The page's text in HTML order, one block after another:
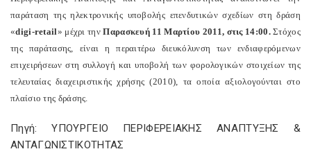
παράταση της ηλεκτρονικής υποβολής επενδυτικών σχεδίων στη δράση
«digi-retail» μέχρι τηνΠαρασκευή 11 Μαρτίου 2011, στις 14:00.Στόχος
της παράτασης, είναι η περαιτέρω διευκόλυνση των ενδιαφερόμενων
επιχειρήσεων στη συλλογή και υποβολή των φορολογικών στοιχείων της
τελευταίας διαχειριστικής χρήσης (2010), τα οποία αξιολογούνται στο
πλαίσιο της δράσης.
Πηγή: ΥΠΟΥΡΓΕΙΟ ΠΕΡΙΦΕΡΕΙΑΚΗΣ ΑΝΑΠΤΥΞΗΣ &
ΑΝΤΑΓΩΝΙΣΤΙΚΟΤΗΤΑΣ